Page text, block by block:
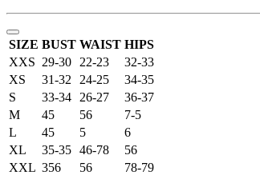
SIZE BUST WAIST HIPS
XXS 29-30 22-23
32-33
XS
31-32 24-25
34-35
S
33-34 26-27
36-37
M
45 56
7-5
L
45 5
6
XL
35-35 46-78
56
XXL 356 56 78-79